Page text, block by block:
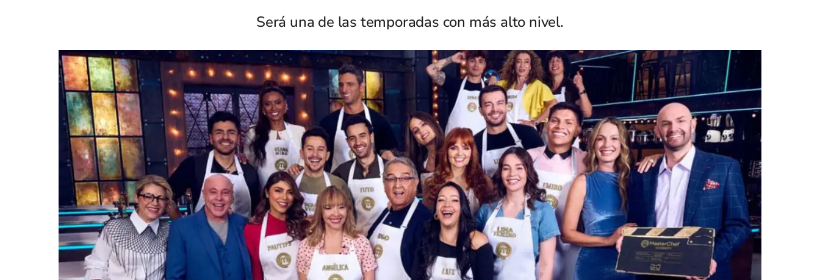
Será una de las temporadas con más alto nivel.